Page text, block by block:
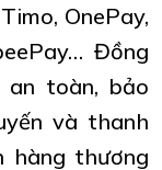
OnePay,
Đồng
toàn, bảo
và thanh
hàng thương